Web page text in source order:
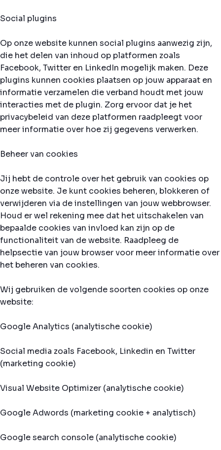
Social plugins
Op onze website kunnen social plugins aanwezig zijn,
die het delen van inhoud op platformen zoals
Facebook, Twitter en LinkedIn mogelijk maken. Deze
plugins kunnen cookies plaatsen op jouw apparaat en
informatie verzamelen die verband houdt met jouw
interacties met de plugin. Zorg ervoor dat je het
privacybeleid van deze platformen raadpleegt voor
meer informatie over hoe zij gegevens verwerken.
Beheer van cookies
Jij hebt de controle over het gebruik van cookies op
onze website. Je kunt cookies beheren, blokkeren of
verwijderen via de instellingen van jouw webbrowser.
Houd er wel rekening mee dat het uitschakelen van
bepaalde cookies van invloed kan zijn op de
functionaliteit van de website. Raadpleeg de
helpsectie van jouw browser voor meer informatie over
het beheren van cookies.
Wij gebruiken de volgende soorten cookies op onze
website:
Google Analytics (analytische cookie)
Social media zoals Facebook, Linkedin en Twitter
(marketing cookie)
Visual Website Optimizer (analytische cookie)
Google Adwords (marketing cookie + analytisch)
Google search console (analytische cookie)